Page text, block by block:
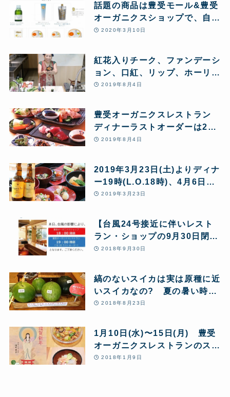
話題の商品は豊受モール&豊受
オーガニクスショップで、自然
農場の栄養と美味しさは豊受オ
2020年3月10日
紅花入りチーク、ファンデーシ
ョン、口紅、リップ、ホーリー
バジル、エキネシア、カレンデ
商品も好評販売中!
2019年8月4日
豊受オーガニクスレストラン
ディナーラストオーダーは20
時 お盆も通常営業(月火休み
2019年8月4日
2019年3月23日(土)よりディナ
ー19時(L.O.18時)、4月6日
(土)から21時(L.O.20時)がスタ
2019年3月23日
【台風24号接近に伴いレスト
ラン・ショップの9月30日閉店
時間の変更お知らせ】
2018年9月30日
縞のないスイカは実は原種に近
いスイカなの? 夏の暑い時期
にスイカを食べるとよいのはな
2018年8月23日
1月10日(水)〜15日(月) 豊受
オーガニクスレストランのスケ
ジュール
2018年1月9日